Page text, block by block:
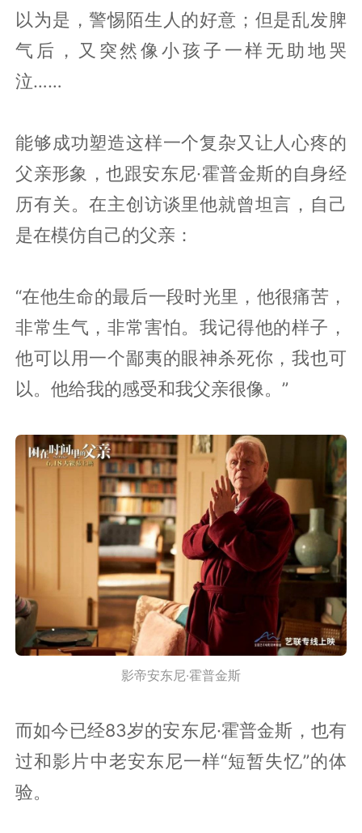
以为是，警惕陌生人的好意；但是乱发脾
气后，又突然像小孩子一样无助地哭
泣……
能够成功塑造这样一个复杂又让人心疼的
父亲形象，也跟安东尼·霍普金斯的自身经
历有关。在主创访谈里他就曾坦言，自己
是在模仿自己的父亲：
“在他生命的最后一段时光里，他很痛苦，
非常生气，非常害怕。我记得他的样子，
他可以用一个鄙夷的眼神杀死你，我也可
以。他给我的感受和我父亲很像。”
影帝安东尼·霍普金斯
而如今已经83岁的安东尼·霍普金斯，也有
过和影片中老安东尼一样“短暂失忆”的体
验。